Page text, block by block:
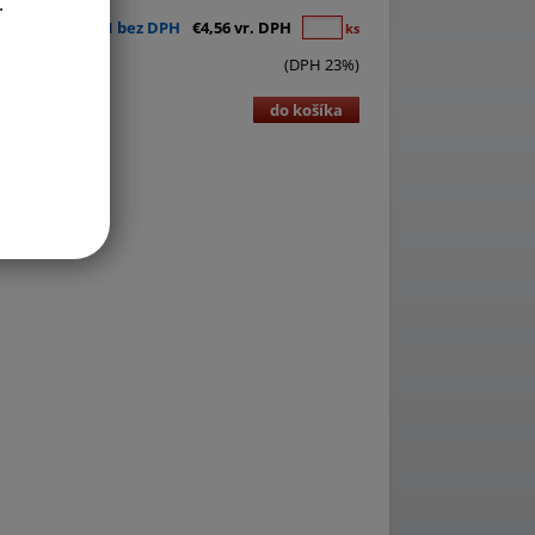
€3,71 bez DPH €4,56 vr. DPH ks
(DPH 23%)
do košíka